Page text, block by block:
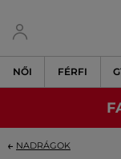
NŐI FÉRFI
NADRÁGOK